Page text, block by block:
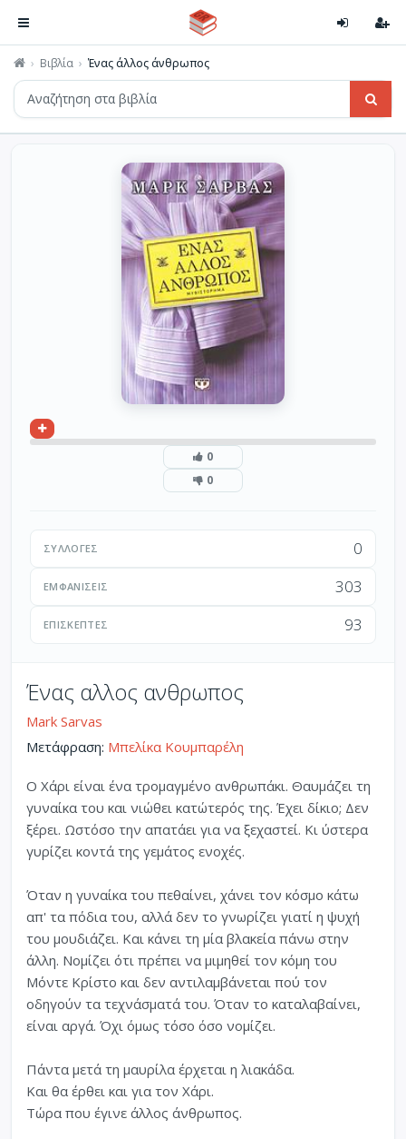
Βιβλία Ένας άλλος άνθρωπος
0
0
ΣΥΛΛΟΓΈΣ 0
ΕΜΦΑΝΊΣΕΙΣ 303
ΕΠΙΣΚΈΠΤΕΣ 93
Ένας αλλος ανθρωπος
Mark Sarvas
Μετάφραση: Μπελίκα Κουμπαρέλη
Ο Χάρι είναι ένα τρομαγμένο ανθρωπάκι. Θαυμάζει τη
γυναίκα του και νιώθει κατώτερός της. Έχει δίκιο; Δεν
ξέρει. Ωστόσο την απατάει για να ξεχαστεί. Κι ύστερα
γυρίζει κοντά της γεμάτος ενοχές.
Όταν η γυναίκα του πεθαίνει, χάνει τον κόσμο κάτω
απ' τα πόδια του, αλλά δεν το γνωρίζει γιατί η ψυχή
του μουδιάζει. Και κάνει τη μία βλακεία πάνω στην
άλλη. Νομίζει ότι πρέπει να μιμηθεί τον κόμη του
Μόντε Κρίστο και δεν αντιλαμβάνεται πού τον
οδηγούν τα τεχνάσματά του. Όταν το καταλαβαίνει,
είναι αργά. Όχι όμως τόσο όσο νομίζει.
Πάντα μετά τη μαυρίλα έρχεται η λιακάδα.
Και θα έρθει και για τον Χάρι.
Τώρα που έγινε άλλος άνθρωπος.